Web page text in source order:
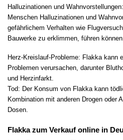
Halluzinationen und
Menschen Halluzinationen und
gefährlichem Verhalten wie
Bauwerke zu erklimmen, führen
Herz-Kreislauf-Probleme: Flakka kann
Problemen verursachen, darunter
und Herzinfarkt.
Tod: Der Konsum von Flakka kann
Kombination mit anderen Drogen oder
Dosen.
Flakka zum Verkauf online in